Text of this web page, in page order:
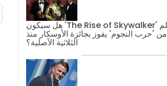
هل سيكون 'The Rise of Skywalker' أول فيلم
من 'حرب النجوم' يفوز بجائزة الأوسكار منذ
الثلاثية الأصلية؟